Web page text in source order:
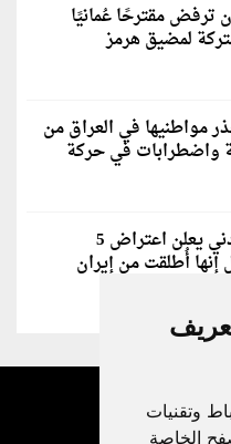
وتقنيات
الخاصة
ترفض مقترحًا عُمانيًا
لمضيق هرمز
مواطنيها في العراق من
واضطرابات في حركة
الجيش الأردني يعلن اعتراض 5
أُطلقت من إيران